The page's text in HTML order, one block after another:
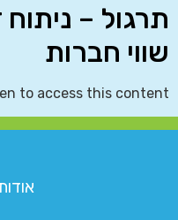
תרגול –
שווי חברות
to access this content